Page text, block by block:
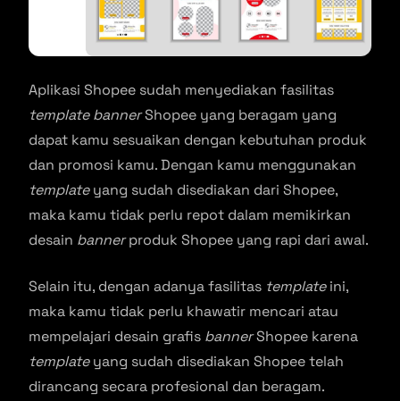
Aplikasi Shopee sudah menyediakan fasilitas
template bannerShopee yang beragam yang
dapat kamu sesuaikan dengan kebutuhan produk
dan promosi kamu. Dengan kamu menggunakan
templateyang sudah disediakan dari Shopee,
maka kamu tidak perlu repot dalam memikirkan
desain bannerproduk Shopee yang rapi dari awal.
Selain itu, dengan adanya fasilitas templateini,
maka kamu tidak perlu khawatir mencari atau
mempelajari desain grafis bannerShopee karena
templateyang sudah disediakan Shopee telah
dirancang secara profesional dan beragam.